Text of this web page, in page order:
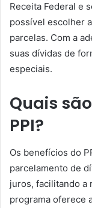
Receita Federal e
possível escolher
parcelas. Com a
suas dívidas de
especiais.
Quais
PPI?
Os benefícios do
parcelamento de
juros, facilitando a
programa oferece